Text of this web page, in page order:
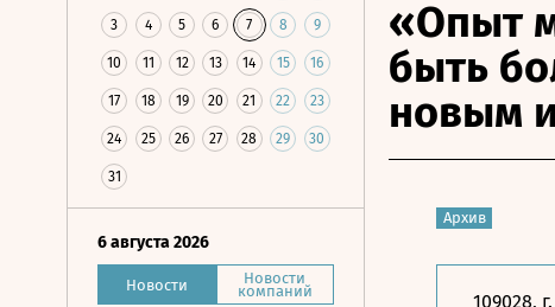
3 4 5 6 7 8 9
10 11 12 13 14 15 16
17 18 19 20 21 22 23
24 25 26 27 28 29 30
31
6 августа 2026
Новости Новости
компаний
«Опыт
быть
новым
Архив
109028,